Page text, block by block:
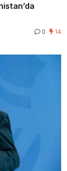
0 14